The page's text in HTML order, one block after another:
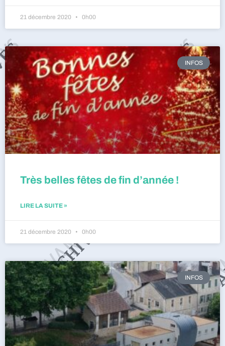
21 décembre 2020 0h00
INFOS
Très belles fêtes de fin d’année !
LIRE LA SUITE »
21 décembre 2020 0h00
INFOS